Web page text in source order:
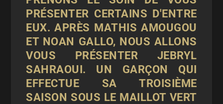
PRÉSENTER CERTAINS D'ENTRE
EUX. APRÈS MATHIS AMOUGOU
ET NOAN GALLO, NOUS ALLONS
VOUS PRÉSENTER JEBRYL
SAHRAOUI. UN GARÇON QUI
EFFECTUE SA TROISIÈME
SAISON SOUS LE MAILLOT VERT